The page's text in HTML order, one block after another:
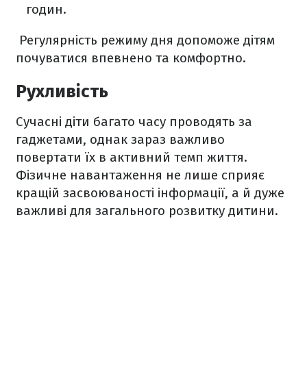
годин.
Регулярність режиму дня допоможе дітям
почуватися впевнено та комфортно.
Рухливість
Сучасні діти багато часу проводять за
гаджетами, однак зараз важливо
повертати їх в активний темп життя.
Фізичне навантаження не лише сприяє
кращій засвоюваності інформації, а й дуже
важливі для загального розвитку дитини.